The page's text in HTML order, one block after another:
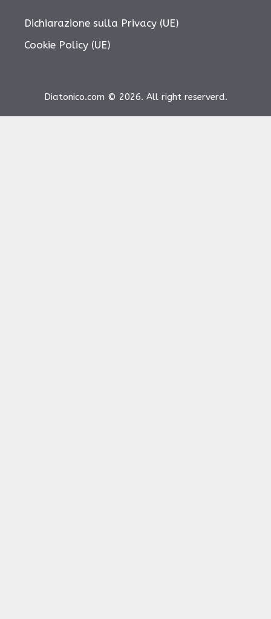
Dichiarazione sulla Privacy (UE)
Cookie Policy (UE)
Diatonico.com © 2026. All right reserverd.